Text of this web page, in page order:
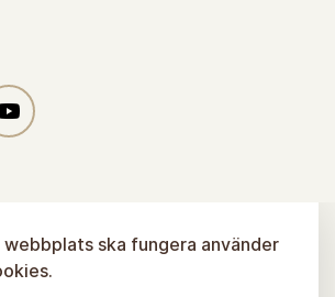
webbplats ska fungera använder